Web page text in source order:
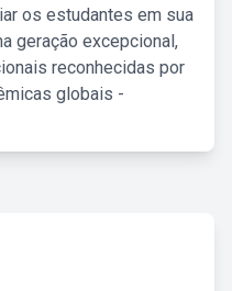
os estudantes em sua
geração excepcional,
reconhecidas por
globais -